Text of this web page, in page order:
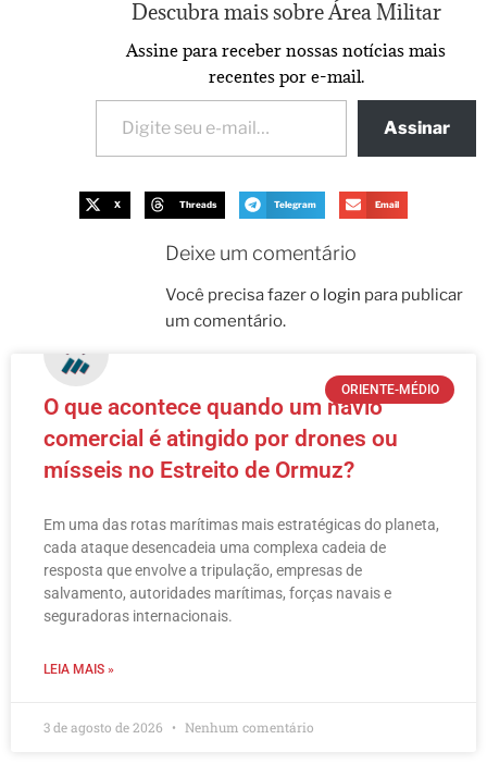
Descubra mais sobre Área Militar
Assine para receber nossas notícias mais
recentes por e-mail.
Assinar
X Threads Telegram Email
Deixe um comentário
Você precisa fazer o login para publicar
um comentário.
ORIENTE-MÉDIO
O que acontece quando um navio
comercial é atingido por drones ou
mísseis no Estreito de Ormuz?
Em uma das rotas marítimas mais estratégicas do planeta,
cada ataque desencadeia uma complexa cadeia de
resposta que envolve a tripulação, empresas de
salvamento, autoridades marítimas, forças navais e
seguradoras internacionais.
LEIA MAIS »
3 de agosto de 2026 Nenhum comentário